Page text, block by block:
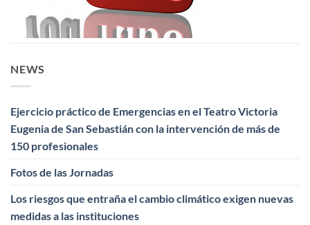
NEWS
Ejercicio práctico de Emergencias en el Teatro Victoria
Eugenia de San Sebastián con la intervención de más de
150 profesionales
Fotos de las Jornadas
Los riesgos que entraña el cambio climático exigen nuevas
medidas a las instituciones